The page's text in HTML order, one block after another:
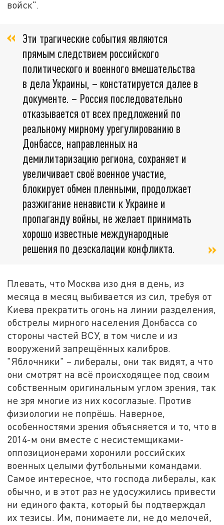
войск".
Эти трагические события являются
прямым следствием российского
политического и военного вмешательства
в дела Украины, – констатируется далее в
документе. – Россия последовательно
отказывается от всех предложений по
реальному мирному урегулированию в
Донбассе, направленных на
демилитаризацию региона, сохраняет и
увеличивает своё военное участие,
блокирует обмен пленными, продолжает
разжигание ненависти к Украине и
пропаганду войны, не желает принимать
хорошо известные международные
решения по деэскалации конфликта.
Плевать, что Москва изо дня в день, из
месяца в месяц выбивается из сил, требуя от
Киева прекратить огонь на линии разделения,
обстрелы мирного населения Донбасса со
стороны частей ВСУ, в том числе и из
вооружений запрещённых калибров.
"Яблочники" – либералы, они так видят, а что
они смотрят на всё происходящее под своим
собственным оригинальным углом зрения, так
не зря многие из них косоглазые. Против
физиологии не попрёшь. Наверное,
особенностями зрения объясняется и то, что в
2014-м они вместе с несистемщиками-
оппозиционерами хоронили российских
военных целыми футбольными командами.
Самое интересное, что господа либералы, как
обычно, и в этот раз не удосужились привести
ни единого факта, который бы подтверждал
их тезисы. Им, понимаете ли, не до мелочей,